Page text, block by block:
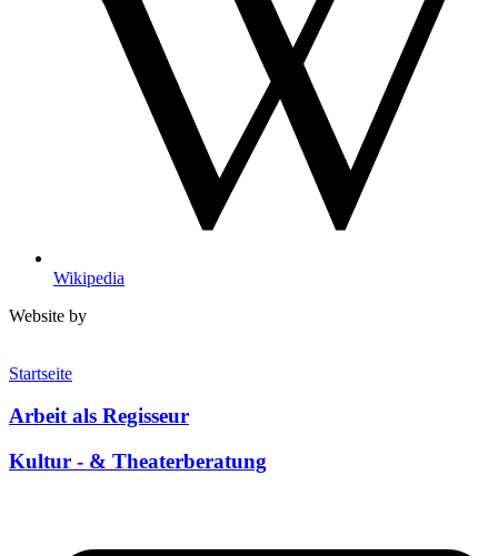
Wikipedia
Website by
Startseite
Arbeit als Regisseur
Kultur - & Theaterberatung